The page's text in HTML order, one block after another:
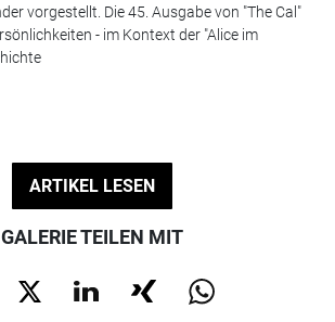
vorgestellt. Die 45. Ausgabe von "The Cal"
- im Kontext der "Alice im
ARTIKEL LESEN
GALERIE TEILEN MIT